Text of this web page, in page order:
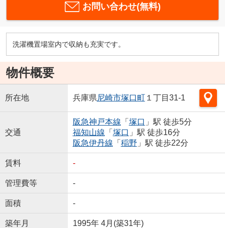
お問い合わせ(無料)
洗濯機置場室内で収納も充実です。
物件概要
所在地 兵庫県尼崎市塚口町１丁目31-1
交通
阪急神戸本線 「 塚口 」駅 徒歩5分
福知山線 「 塚口 」駅 徒歩16分
阪急伊丹線 「 稲野 」駅 徒歩22分
賃料 -
管理費等 -
面積 -
築年月 1995年 4月(築31年)